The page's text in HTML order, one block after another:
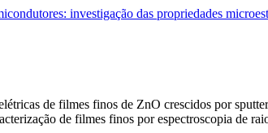
investigação das propriedades
de filmes finos de ZnO crescidos por
de filmes finos por espectroscopia de